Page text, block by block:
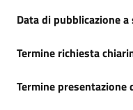
Data di pubblicazione
Termine richiesta
Termine